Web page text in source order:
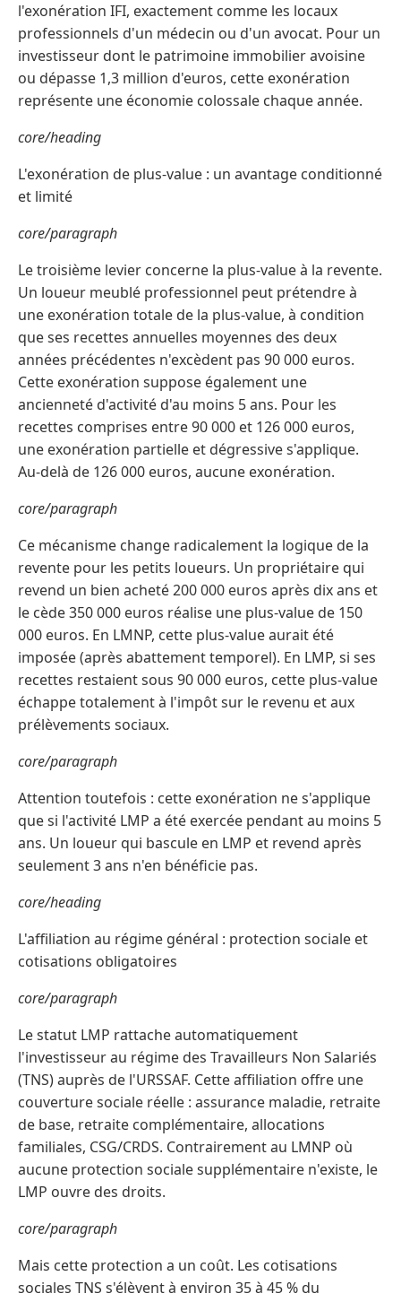
l'exonération IFI, exactement comme les locaux
professionnels d'un médecin ou d'un avocat. Pour un
investisseur dont le patrimoine immobilier avoisine
ou dépasse 1,3 million d'euros, cette exonération
représente une économie colossale chaque année.
core/heading
L'exonération de plus-value : un avantage conditionné
et limité
core/paragraph
Le troisième levier concerne la plus-value à la revente.
Un loueur meublé professionnel peut prétendre à
une exonération totale de la plus-value, à condition
que ses recettes annuelles moyennes des deux
années précédentes n'excèdent pas 90 000 euros.
Cette exonération suppose également une
ancienneté d'activité d'au moins 5 ans. Pour les
recettes comprises entre 90 000 et 126 000 euros,
une exonération partielle et dégressive s'applique.
Au-delà de 126 000 euros, aucune exonération.
core/paragraph
Ce mécanisme change radicalement la logique de la
revente pour les petits loueurs. Un propriétaire qui
revend un bien acheté 200 000 euros après dix ans et
le cède 350 000 euros réalise une plus-value de 150
000 euros. En LMNP, cette plus-value aurait été
imposée (après abattement temporel). En LMP, si ses
recettes restaient sous 90 000 euros, cette plus-value
échappe totalement à l'impôt sur le revenu et aux
prélèvements sociaux.
core/paragraph
Attention toutefois : cette exonération ne s'applique
que si l'activité LMP a été exercée pendant au moins 5
ans. Un loueur qui bascule en LMP et revend après
seulement 3 ans n'en bénéficie pas.
core/heading
L'affiliation au régime général : protection sociale et
cotisations obligatoires
core/paragraph
Le statut LMP rattache automatiquement
l'investisseur au régime des Travailleurs Non Salariés
(TNS) auprès de l'URSSAF. Cette affiliation offre une
couverture sociale réelle : assurance maladie, retraite
de base, retraite complémentaire, allocations
familiales, CSG/CRDS. Contrairement au LMNP où
aucune protection sociale supplémentaire n'existe, le
LMP ouvre des droits.
core/paragraph
Mais cette protection a un coût. Les cotisations
sociales TNS s'élèvent à environ 35 à 45 % du